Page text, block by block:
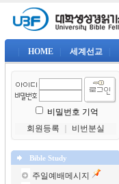
HOME 세계선교
비밀번호 기억
회원등록
비번분실
Bible Study
주일예배메시지